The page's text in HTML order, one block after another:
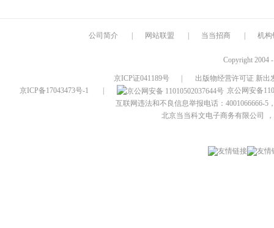
公司简介 网站联盟 当当招商 机构
Copyright 2004
京ICP证041189号
出版物经营许可证 新出
京ICP备17043473号-1
京公网安备
互联网违法和不良信息举报电话：4001066666-5
北京当当科文电子商务有限公司